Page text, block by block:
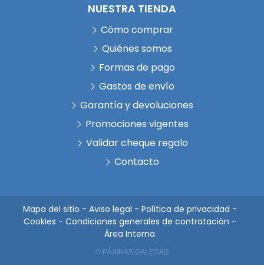
NUESTRA TIENDA
Cómo comprar
Quiénes somos
Formas de pago
Gastos de envío
Garantía y devoluciones
Promociones vigentes
Validar cheque regalo
Contacto
Mapa del sitio - Aviso legal - Política de privacidad -
Cookies - Condiciones generales de contratación -
Área Interna
© PÁXINAS GALEGAS